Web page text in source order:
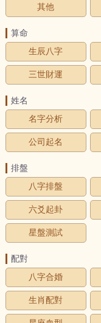
其他
算命
生辰八字
三世財運
姓名
名字分析
公司起名
排盤
八字排盤
六爻起卦
星盤測試
配對
八字合婚
生肖配對